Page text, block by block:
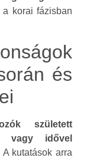
korai fázisban
és
született
vagy idővel
A kutatások arra